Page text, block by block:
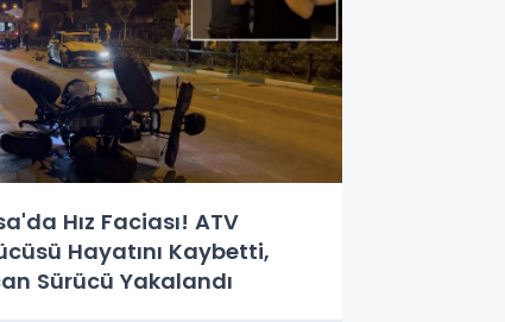
Hız Faciası! ATV
Hayatını Kaybetti,
Sürücü Yakalandı